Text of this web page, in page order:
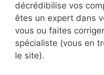
décrédibilise vos
êtes un expert dans
vous ou faites
spécialiste (vous en
le site).